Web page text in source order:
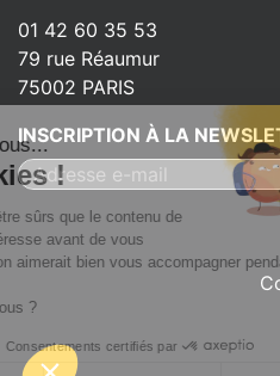
01 42 60 35 53
79 rue Réaumur
75002 PARIS
INSCRIPTION À LA
c'est nous...
Cookies !
d'être sûrs que le contenu de
vous intéresse avant de vous
mais on aimerait bien vous
pour vous ?
Consentements certifiés par